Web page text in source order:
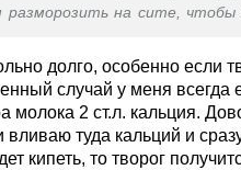
разморозить на сите, чтобы
долго, особенно если
случай у меня всегда
молока 2 ст.л. кальция.
вливаю туда кальций и
кипеть, то творог